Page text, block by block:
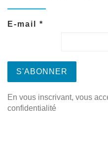
E-mail *
En vous inscrivant, vous
confidentialité